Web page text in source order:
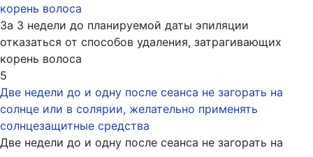
корень волоса
За 3 недели до планируемой даты эпиляции
отказаться от способов удаления, затрагивающих
корень волоса
5
Две недели до и одну после сеанса не загорать на
солнце или в солярии, желательно применять
солнцезащитные средства
Две недели до и одну после сеанса не загорать на